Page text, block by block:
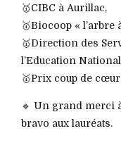
🥇CIBC à Aurillac,
🥇Biocoop « l’arbre
🥇Direction des
l’Education
🥇Prix coup de
🔹 Un grand merci
bravo aux lauréats.